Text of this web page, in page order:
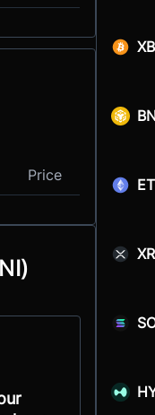
Price